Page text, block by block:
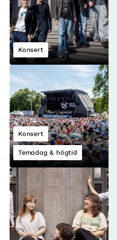
Konsert
Konsert
Temadag & högtid